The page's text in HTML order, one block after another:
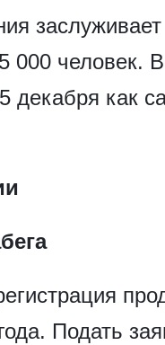
000 человек.
декабря как
Подать